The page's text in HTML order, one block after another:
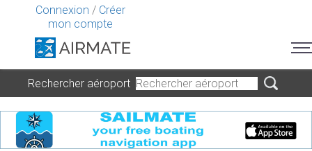
Connexion / Créer
mon compte
Rechercher aéroport